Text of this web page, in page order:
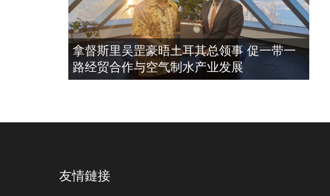
拿督斯里吴罡豪晤土耳其总领事 促一带一
路经贸合作与空气制水产业发展
友情鏈接